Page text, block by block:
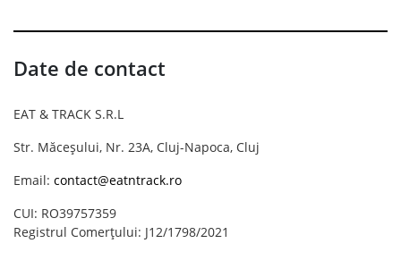
Date de contact
EAT & TRACK S.R.L
Str. Măceșului, Nr. 23A, Cluj-Napoca, Cluj
Email: contact@eatntrack.ro
CUI: RO39757359
Registrul Comerțului: J12/1798/2021